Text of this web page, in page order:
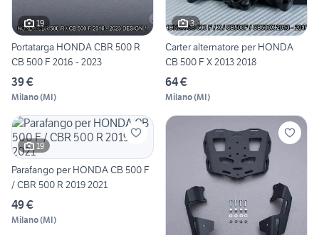
19
Portatarga HONDA CBR 500 R
CB 500 F 2016 - 2023
39 €
Milano(MI)
3
Carter alternatore per HONDA
CB 500 F X 2013 2018
64 €
Milano(MI)
19
Parafango per HONDA CB 500 F
/ CBR 500 R 2019 2021
49 €
Milano(MI)